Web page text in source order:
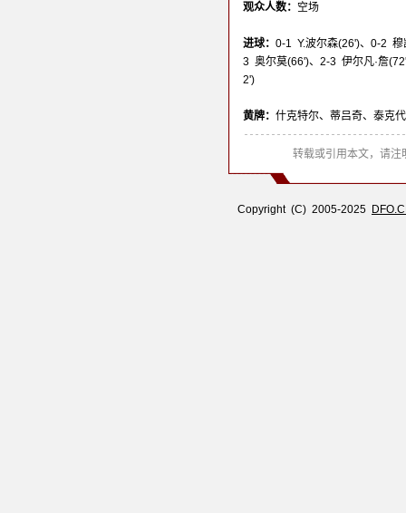
观众人数： 空场
进球： 0-1 Y.波尔森(26')、0-2
3 奥尔莫(66')、2-3 伊尔凡·詹
2')
黄牌： 什克特尔、蒂吕奇、泰克
转载或引用本文，请注
Copyright (C) 2005-2025